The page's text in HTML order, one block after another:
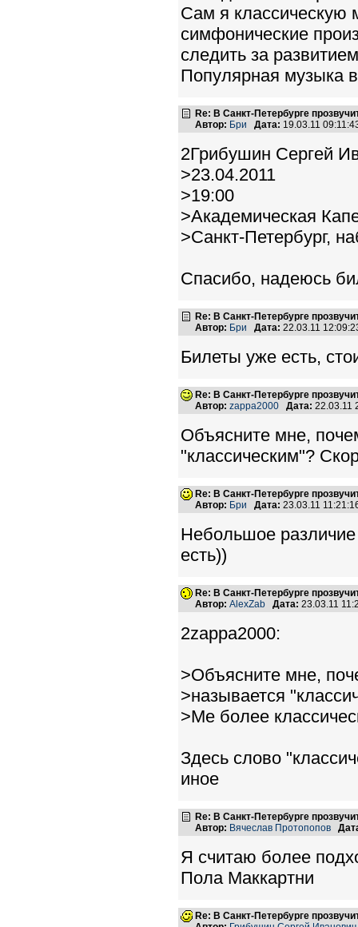
Сам я классическую
симфонические
следить за
Популярная музыка
Re: В Санкт-Петербурге
Автор: Бри Дата: 19.03.11
2Грибушин Сергей
>23.04.2011
>19:00
>Академическая
>Санкт-Петербург,
Спасибо, надеюсь
Re: В Санкт-Петербурге
Автор: Бри Дата: 22.03.11
Билеты уже есть,
Re: В Санкт-Петербурге
Автор: zappa2000 Дата:
Объясните мне,
"классическим"?
Re: В Санкт-Петербурге
Автор: Бри Дата: 23.03.11
Небольшое
есть))
Re: В Санкт-Петербурге
Автор: AlexZab Дата: 23.03.11
2zappa2000:
>Объясните мне,
>называется
>Me более
Здесь слово
иное
Re: В Санкт-Петербурге
Автор: Вячеслав Протопопов
Я считаю более
Пола Маккартни
Re: В Санкт-Петербурге